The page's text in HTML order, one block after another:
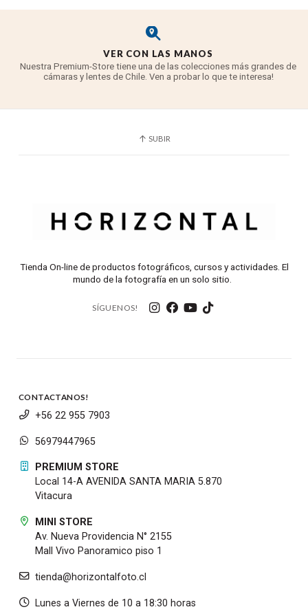
VER CON LAS MANOS
Nuestra Premium-Store tiene una de las colecciones más grandes de
cámaras y lentes de Chile. Ven a probar lo que te interesa!
SUBIR
Tienda On-line de productos fotográficos, cursos y actividades. El
mundo de la fotografía en un solo sitio.
SÍGUENOS!
CONTACTANOS!
+56 22 955 7903
56979447965
PREMIUM STORE
Local 14-A AVENIDA SANTA MARIA 5.870
Vitacura
MINI STORE
Av. Nueva Providencia N° 2155
Mall Vivo Panoramico piso 1
tienda@horizontalfoto.cl
Lunes a Viernes de 10 a 18:30 horas